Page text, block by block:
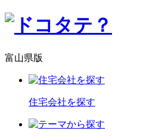
富山県版
住宅会社を探す